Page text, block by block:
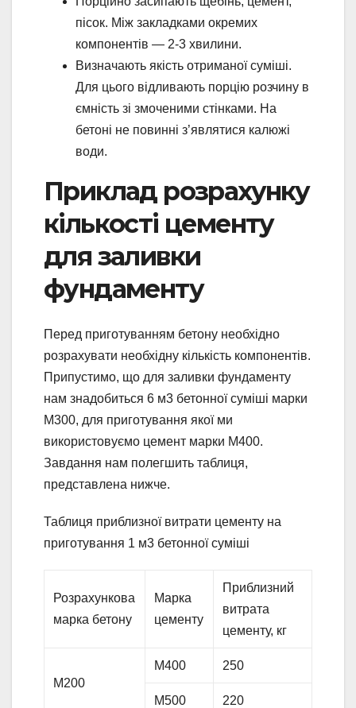
пісок. Між закладками окремих
компонентів — 2-3 хвилини.
Визначають якість отриманої суміші.
Для цього відливають порцію розчину в
ємність зі змоченими стінками. На
бетоні не повинні з’являтися калюжі
води.
Приклад розрахунку
кількості цементу
для заливки
фундаменту
Перед приготуванням бетону необхідно
розрахувати необхідну кількість компонентів.
Припустимо, що для заливки фундаменту
нам знадобиться 6 м3 бетонної суміші марки
М300, для приготування якої ми
використовуємо цемент марки М400.
Завдання нам полегшить таблиця,
представлена нижче.
Таблиця приблизної витрати цементу на
приготування 1 м3 бетонної суміші
Розрахункова
марка бетону
Марка
цементу
Приблизний
витрата
цементу, кг
М200
М400 250
М500 220